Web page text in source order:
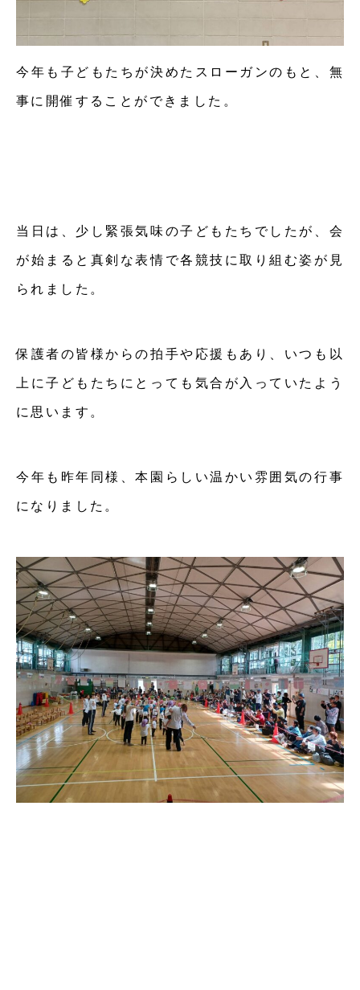
今年も子どもたちが決めたスローガンのもと、無
事に開催することができました。
当日は、少し緊張気味の子どもたちでしたが、会
が始まると真剣な表情で各競技に取り組む姿が見
られました。
保護者の皆様からの拍手や応援もあり、いつも以
上に子どもたちにとっても気合が入っていたよう
に思います。
今年も昨年同様、本園らしい温かい雰囲気の行事
になりました。